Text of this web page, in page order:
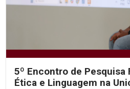
5º Encontro de
Ética e Linguagem na